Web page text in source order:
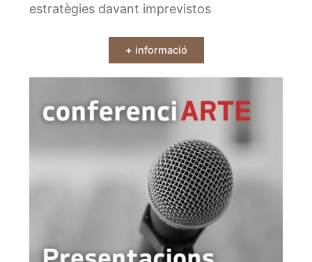
estratègies davant imprevistos
+ informació